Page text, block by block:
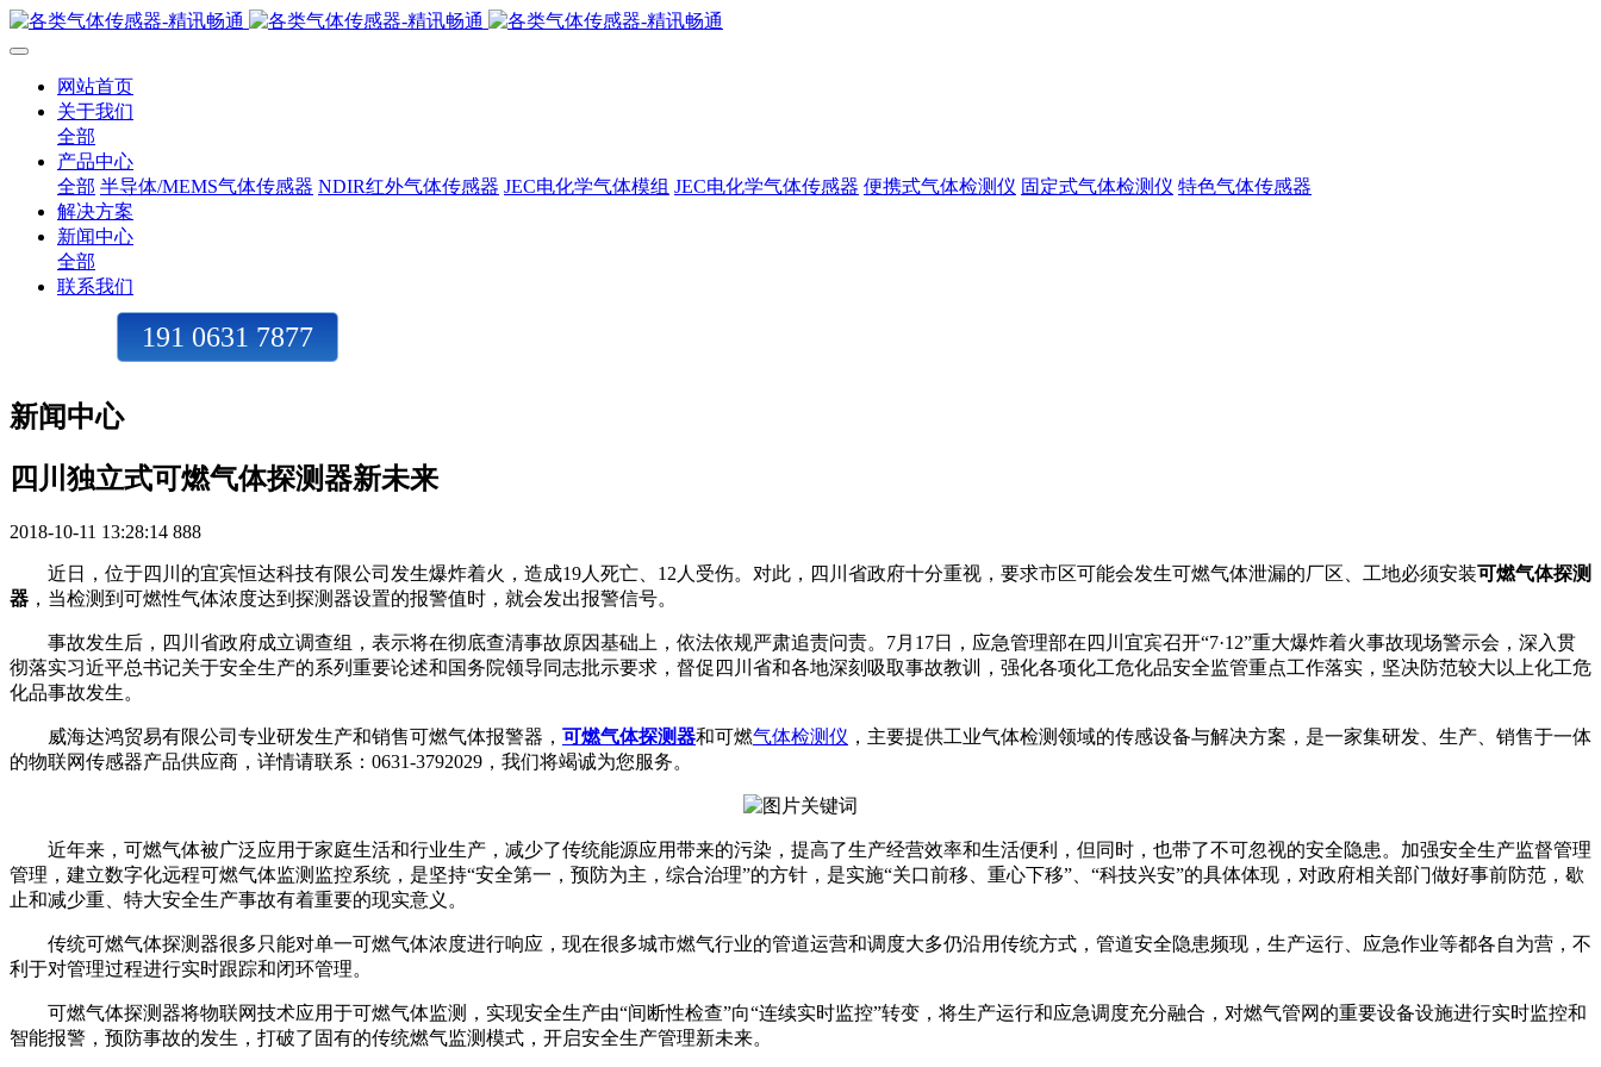
网站首页
关于我们
全部
产品中心
全部 半导体/MEMS气体传感器 NDIR红外气体传感器 JEC电化学气体模组 JEC电化学气体传感器 便携式气体检测仪 固定式气体检测仪 特色气体传感器
解决方案
新闻中心
全部
联系我们
191 0631 7877
新闻中心
四川独立式可燃气体探测器新未来
2018-10-11 13:28:14 888
近日，位于四川的宜宾恒达科技有限公司发生爆炸着火，造成19人死亡、12人受伤。对此，四川省政府十分重视，要求市区可能会发生可燃气体泄漏的厂区、工地必须安装可燃气体探测
器 ，当检测到可燃性气体浓度达到探测器设置的报警值时，就会发出报警信号。
事故发生后，四川省政府成立调查组，表示将在彻底查清事故原因基础上，依法依规严肃追责问责。7月17日，应急管理部在四川宜宾召开“7·12”重大爆炸着火事故现场警示会，深入贯
彻落实习近平总书记关于安全生产的系列重要论述和国务院领导同志批示要求，督促四川省和各地深刻吸取事故教训，强化各项化工危化品安全监管重点工作落实，坚决防范较大以上化工危
化品事故发生。
威海达鸿贸易有限公司专业研发生产和销售可燃气体报警器， 可燃气体探测器和可燃气体检测仪 ，主要提供工业气体检测领域的传感设备与解决方案，是一家集研发、生产、销售于一体
的物联网传感器产品供应商，详情请联系：0631-3792029，我们将竭诚为您服务。
近年来，可燃气体被广泛应用于家庭生活和行业生产，减少了传统能源应用带来的污染，提高了生产经营效率和生活便利，但同时，也带了不可忽视的安全隐患。加强安全生产监督管理
管理，建立数字化远程可燃气体监测监控系统，是坚持“安全第一，预防为主，综合治理”的方针，是实施“关口前移、重心下移”、“科技兴安”的具体体现，对政府相关部门做好事前防范，歇
止和减少重、特大安全生产事故有着重要的现实意义。
传统可燃气体探测器很多只能对单一可燃气体浓度进行响应，现在很多城市燃气行业的管道运营和调度大多仍沿用传统方式，管道安全隐患频现，生产运行、应急作业等都各自为营，不
利于对管理过程进行实时跟踪和闭环管理。
可燃气体探测器将物联网技术应用于可燃气体监测，实现安全生产由“间断性检查”向“连续实时监控”转变，将生产运行和应急调度充分融合，对燃气管网的重要设备设施进行实时监控和
智能报警，预防事故的发生，打破了固有的传统燃气监测模式，开启安全生产管理新未来。